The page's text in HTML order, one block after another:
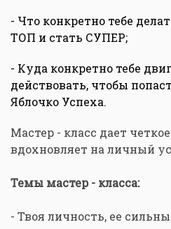
- Что конкретно тебе
ТОП и стать СУПЕР;
- Куда конкретно тебе
действовать, чтобы
Яблочко Успеха.
Мастер - класс дает
вдохновляет на личный
Темы мастер - класса:
- Твоя личность, ее